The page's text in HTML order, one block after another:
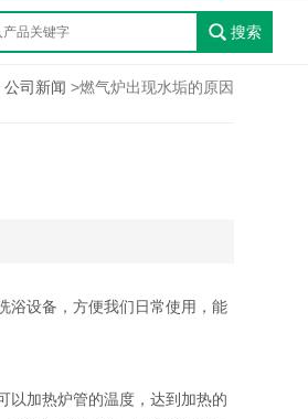
搜索
公司新闻 >燃气炉出现水垢的原因
浴设备，方便我们日常使用，能
以加热炉管的温度，达到加热的